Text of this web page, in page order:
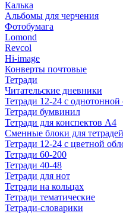
Калька
Альбомы для черчения
Фотобумага
Lomond
Revcol
Hi-image
Конверты почтовые
Тетради
Читательские дневники
Тетради 12-24 с
Тетради бумвинил
Тетради для конспектов А4
Сменные блоки для
Тетради 12-24 с цветной
Тетради 60-200
Тетради 40-48
Тетради для нот
Тетради на кольцах
Тетради тематические
Тетради-словарики